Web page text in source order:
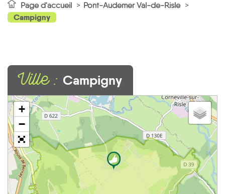
Page d'accueil Pont-Audemer Val-de-Risle
Campigny
Ville : Campigny
+
−